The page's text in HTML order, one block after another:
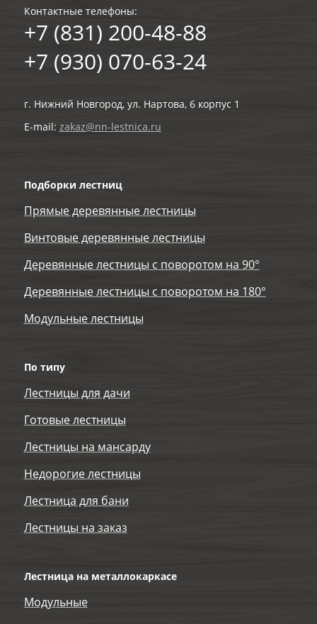
Контактные телефоны:
+7 (831) 200-48-88
+7 (930) 070-63-24
г. Нижний Новгород, ул. Нартова, 6 корпус 1
E-mail: zakaz@nn-lestnica.ru
Подборки лестниц
Прямые деревянные лестницы
Винтовые деревянные лестницы
Деревянные лестницы с поворотом на 90°
Деревянные лестницы с поворотом на 180°
Модульные лестницы
По типу
Лестницы для дачи
Готовые лестницы
Лестницы на мансарду
Недорогие лестницы
Лестница для бани
Лестницы на заказ
Лестница на металлокаркасе
Модульные